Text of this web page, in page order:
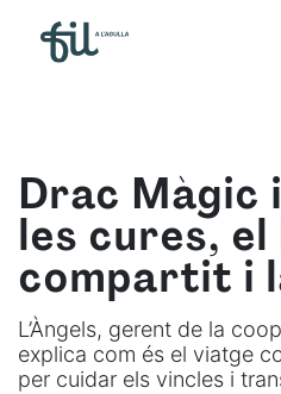
Drac Màgic
les cures,
compartit i
L’Àngels, gerent de la
explica com és el viatge
per cuidar els vincles i